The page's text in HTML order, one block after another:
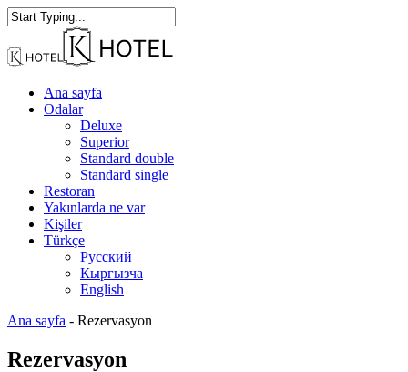
Skip
to
main
content
Search
Menu
Ana sayfa
Odalar
Deluxe
Superior
Standard double
Standard single
Restoran
Yakınlarda ne var
Kişiler
Türkçe
Русский
Кыргызча
English
Ana sayfa - Rezervasyon
Rezervasyon